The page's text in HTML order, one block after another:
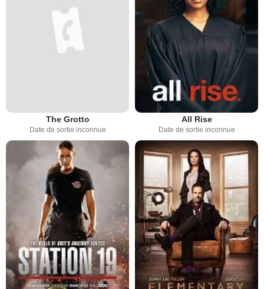
The Grotto
Date de sortie inconnue
All Rise
Date de sortie inconnue